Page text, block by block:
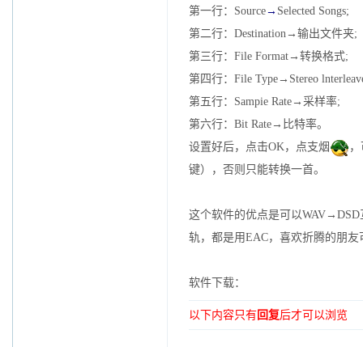
第一行：Source→ Selected Songs;
第二行：Destination→输出文件夹;
第三行：File Format→转换格式;
第四行：File Type→Stereo
第五行：Sampie Rate→采样率;
第六行：Bit Rate→比特率。
设置好后，点击OK，点支烟
键），否则只能转换一首。
这个软件的优点是可以
轨，都是用EAC，喜欢折腾的朋友
软件下载：
以下内容只有回复后才可以浏览